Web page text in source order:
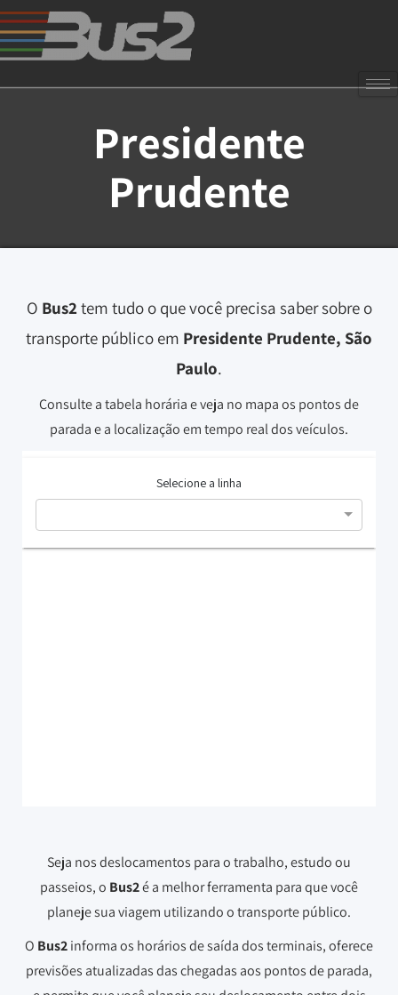
Presidente
Prudente
O Bus2 tem tudo o que você precisa saber sobre o
transporte público em Presidente Prudente, São
Paulo.
Consulte a tabela horária e veja no mapa os pontos de
parada e a localização em tempo real dos veículos.
Seja nos deslocamentos para o trabalho, estudo ou
passeios, o Bus2é a melhor ferramenta para que você
planeje sua viagem utilizando o transporte público.
O Bus2informa os horários de saída dos terminais, oferece
previsões atualizadas das chegadas aos pontos de parada,